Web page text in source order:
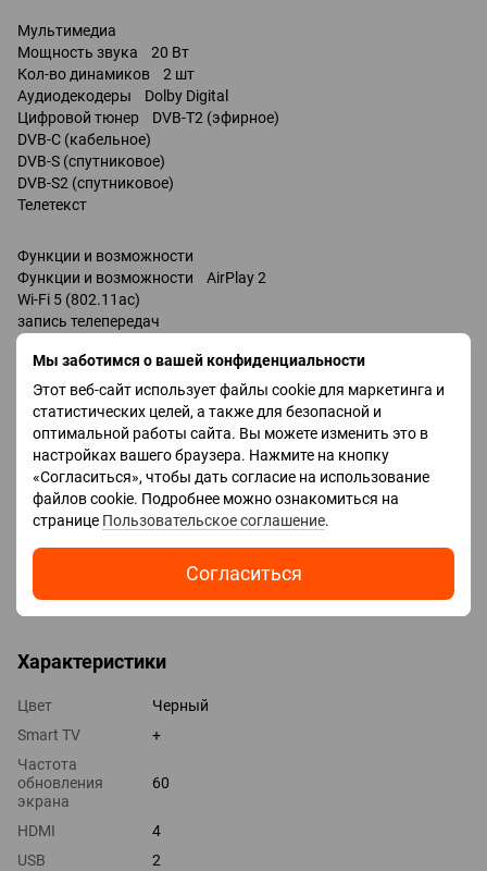
Мы заботимся о вашей конфиденциальности
Этот веб-сайт использует файлы cookie для маркетинга и
статистических целей, а также для безопасной и
оптимальной работы сайта. Вы можете изменить это в
настройках вашего браузера. Нажмите на кнопку
«Согласиться», чтобы дать согласие на использование
файлов cookie. Подробнее можно ознакомиться на
странице Пользовательское соглашение.
Согласиться
Мультимедиа
Мощность звука 20 Вт
Кол-во динамиков 2 шт
Аудиодекодеры Dolby Digital
Цифровой тюнер DVB-T2 (эфирное)
DVB-C (кабельное)
DVB-S (спутниковое)
DVB-S2 (спутниковое)
Телетекст
Функции и возможности
Функции и возможности AirPlay 2
Wi-Fi 5 (802.11ac)
запись телепередач
Miracast
Bluetooth v 5.0
поддержка DLNA
управление голосом
мультимедийный (аэропульт)
Amazon Alexa
Google Assistant
Разъемы
Входы USB 2 шт
HDMI 3 шт
Выходы оптический
Характеристики
Цвет
Черный
Smart TV
+
Частота
обновления
экрана
60
HDMI
4
USB
2